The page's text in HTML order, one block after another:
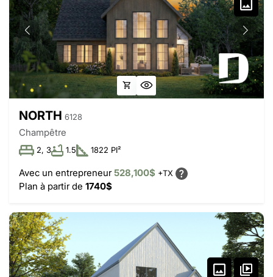
NORTH 6128
Champêtre
2, 3 1.5 1822 PI²
Avec un entrepreneur528,100$ +TX
Plan à partir de 1740$